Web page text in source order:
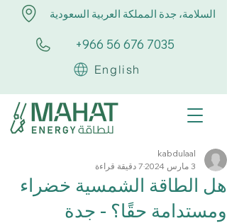
السلامة، جدة المملكة العربية السعودية
+966 56 676 7035
English
هل الطاقة الشمسية خضراء
ومستدامة حقًا؟ - جدة
kabdulaal
3 مارس 2024
7 دقيقة قراءة